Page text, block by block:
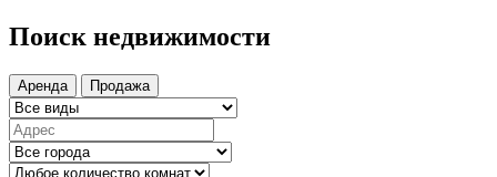
Поиск недвижимости
Аренда Продажа